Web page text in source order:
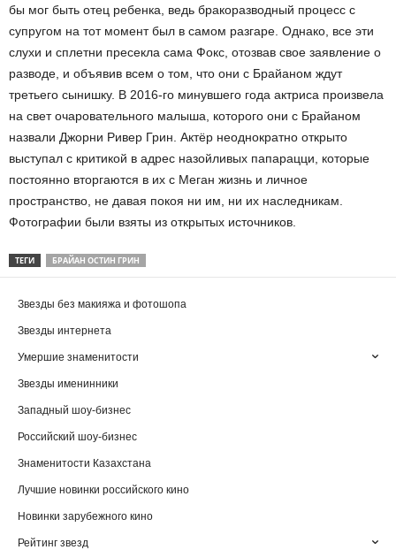
бы мог быть отец ребенка, ведь бракоразводный процесс с
супругом на тот момент был в самом разгаре. Однако, все эти
слухи и сплетни пресекла сама Фокс, отозвав свое заявление о
разводе, и объявив всем о том, что они с Брайаном ждут
третьего сынишку. В 2016-го минувшего года актриса произвела
на свет очаровательного малыша, которого они с Брайаном
назвали Джорни Ривер Грин. Актёр неоднократно открыто
выступал с критикой в адрес назойливых папарацци, которые
постоянно вторгаются в их с Меган жизнь и личное
пространство, не давая покоя ни им, ни их наследникам.
Фотографии были взяты из открытых источников.
ТЕГИ БРАЙАН ОСТИН ГРИН
Звезды без макияжа и фотошопа
Звезды интернета
Умершие знаменитости
Звезды именинники
Западный шоу-бизнес
Российский шоу-бизнес
Знаменитости Казахстана
Лучшие новинки российского кино
Новинки зарубежного кино
Рейтинг звезд